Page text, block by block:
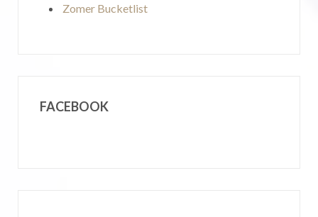
Zomer Bucketlist
FACEBOOK